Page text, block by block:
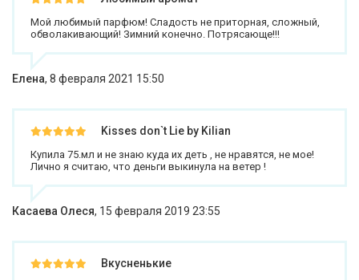
Мой любимый парфюм! Сладость не приторная, сложный,
обволакивающий! Зимний конечно. Потрясающе!!!
Елена, 8 февраля 2021 15:50
Kisses don`t Lie by Kilian
Купила 75.мл и не знаю куда их деть , не нравятся, не мое!
Лично я считаю, что деньги выкинула на ветер !
Касаева Олеся, 15 февраля 2019 23:55
Вкусненькие